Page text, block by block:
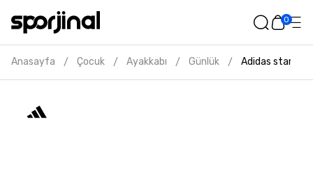
0
Anasayfa / Çocuk / Ayakkabı / Günlük / Adidas star